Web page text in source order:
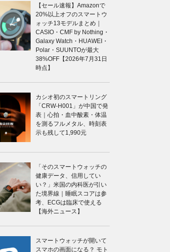
【セール速報】Amazonで
20%以上オフのスマートウ
ォッチ13モデルまとめ｜
CASIO・CMF by Nothing・
Galaxy Watch・HUAWEI・
Polar・SUUNTOが最大
38%OFF【2026年7月31日
時点】
カシオ初のスマートリング
「CRW-H001」が中国で発
表｜心拍・血中酸素・体温
を測るフルメタル、時刻表
示も残して1,990元
「そのスマートウォッチの
健康データ、信用してい
い？」米国の内科医が引い
た境界線｜睡眠スコアは参
考、ECGは臨床で使える
【海外ニュース】
スマートウォッチが開いて
スマホの画面になる？ モト